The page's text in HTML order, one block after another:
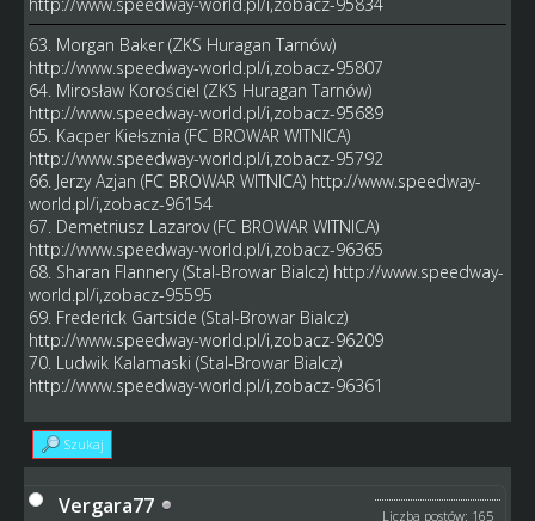
63. Morgan Baker (ZKS Huragan Tarnów)
http://www.speedway-world.pl/i,zobacz-95807
64. Mirosław Korościel (ZKS Huragan Tarnów)
http://www.speedway-world.pl/i,zobacz-95689
65. Kacper Kiełsznia (FC BROWAR WITNICA)
http://www.speedway-world.pl/i,zobacz-95792
66. Jerzy Azjan (FC BROWAR WITNICA) http://www.speedway-
world.pl/i,zobacz-96154
67. Demetriusz Lazarov (FC BROWAR WITNICA)
http://www.speedway-world.pl/i,zobacz-96365
68. Sharan Flannery (Stal-Browar Bialcz) http://www.speedway-
world.pl/i,zobacz-95595
69. Frederick Gartside (Stal-Browar Bialcz)
http://www.speedway-world.pl/i,zobacz-96209
70. Ludwik Kalamaski (Stal-Browar Bialcz)
http://www.speedway-world.pl/i,zobacz-96361
Szukaj
Vergara77
Liczba postów: 165